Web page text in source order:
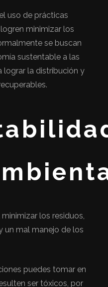
uso de prácticas
minimizar los
se buscan
sustentable a las
lograr la distribución y
los residuos,
un mal manejo de los
puedes tomar en
ser tóxicos, por